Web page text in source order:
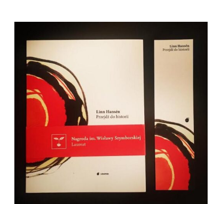
DODAJ DO KOSZYKA / SZCZEGÓŁY